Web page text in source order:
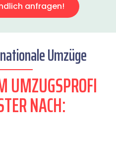
anfragen!
Umzüge
UMZUGSPROFI
NACH: